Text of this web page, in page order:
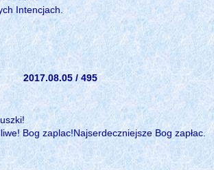
Intencjach.
2017.08.05 / 495
Bog zaplac!Najserdeczniejsze Bog zapłac.